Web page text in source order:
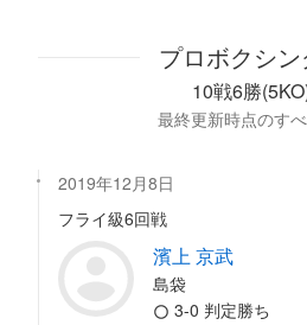
プロボクシ
10戦6勝
最終更新時点のす
2019年12月8日
フライ級6回戦
濱上 京武
島袋
3-0 判定勝ち